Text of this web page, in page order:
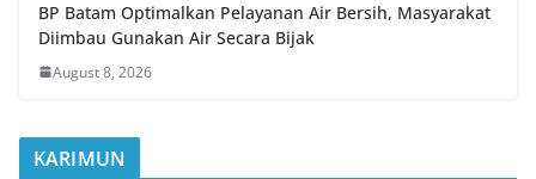
BP Batam Optimalkan Pelayanan Air Bersih, Masyarakat
Diimbau Gunakan Air Secara Bijak
August 8, 2026
KARIMUN